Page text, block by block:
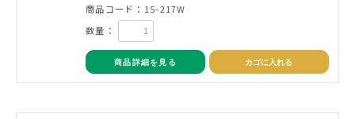
商品コード：15-217W
数量：
商品詳細を見る カゴに入れる